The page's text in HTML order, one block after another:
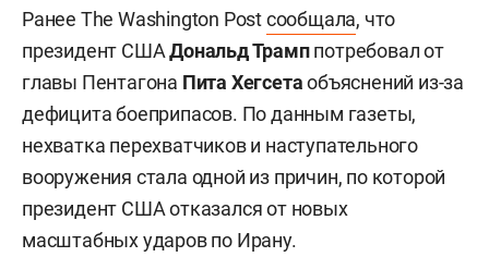
Ранее The Washington Postсообщала, что
президент СШАДональд Трамппотребовал от
главы Пентагона Пита Хегсетаобъяснений из-за
дефицита боеприпасов. По данным газеты,
нехватка перехватчиков и наступательного
вооружения стала одной из причин, по которой
президент США отказался от новых
масштабных ударов по Ирану.